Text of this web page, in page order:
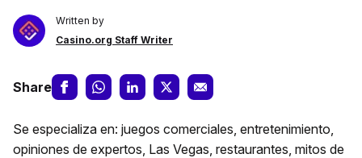
Written by
Casino.org Staff Writer
Share
Se especializa en: juegos comerciales, entretenimiento,
opiniones de expertos, Las Vegas, restaurantes, mitos de